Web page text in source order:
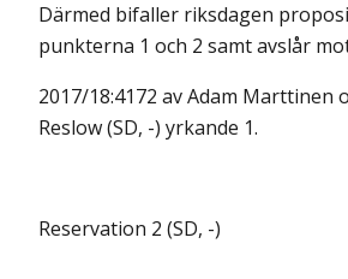
Därmed bifaller riksdagen
punkterna 1 och 2 samt avslår
2017/18:4172 av Adam Marttinen
Reslow (SD, -) yrkande 1.
Reservation 2 (SD, -)